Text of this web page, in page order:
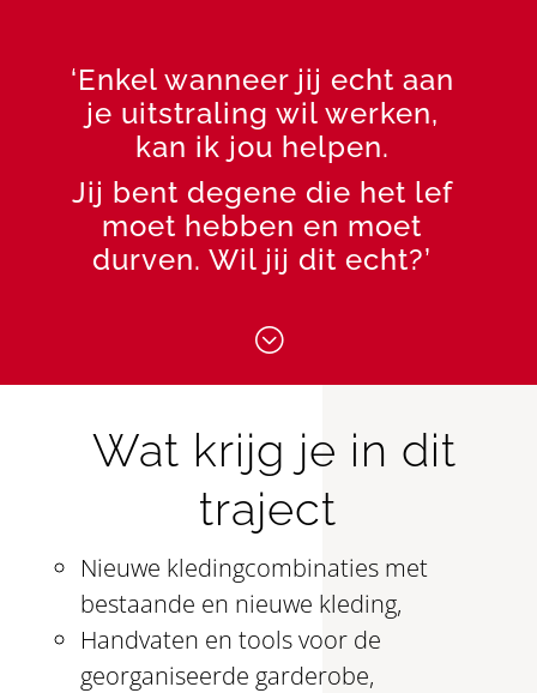
‘Enkel wanneer jij echt aan
je uitstraling wil werken,
kan ik jou helpen.
Jij bent degene die het lef
moet hebben en moet
durven. Wil jij dit echt?’
;
Wat krijg je in dit
traject
Nieuwe kledingcombinaties met
bestaande en nieuwe kleding,
Handvaten en tools voor de
georganiseerde garderobe,